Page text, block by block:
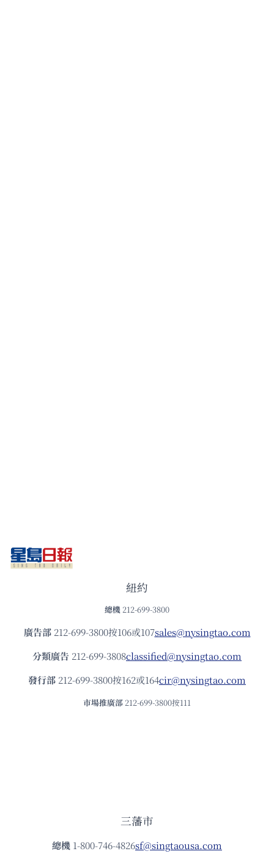
紐約
總機 212-699-3800
廣告部212-699-3800按106或107sales@nysingtao.com
分類廣告 212-699-3808classified@nysingtao.com
發⾏部 212-699-3800按162或164cir@nysingtao.com
市場推廣部 212-699-3800按111
三藩市
總機 1-800-746-4826sf@singtaousa.com